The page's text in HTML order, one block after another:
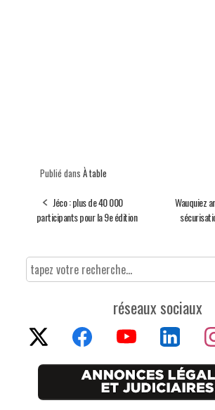
Publié dans À table
Jéco : plus de 40 000
participants pour la 9e édition
Wauquiez
réseaux sociaux